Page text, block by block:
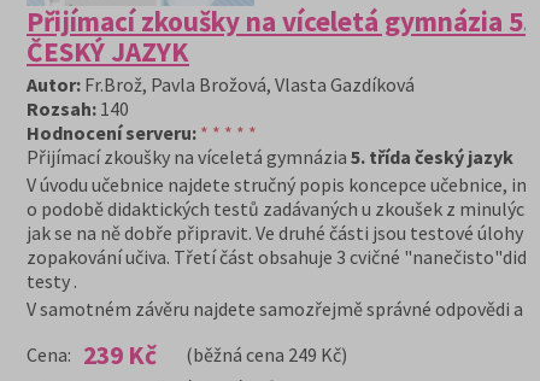
Přijímací zkoušky na víceletá gymnázia
ČESKÝ JAZYK
Autor: Fr.Brož, Pavla Brožová, Vlasta Gazdíková
Rozsah: 140
Hodnocení serveru: * * * * *
Přijímací zkoušky na víceletá gymnázia 5. třída český jazyk
V úvodu učebnice najdete stručný popis koncepce učebnice,
o podobě didaktických testů zadávaných u zkoušek z
jak se na ně dobře připravit. Ve druhé části jsou testové úlohy k
zopakování učiva. Třetí část obsahuje 3 cvičné
testy .
V samotném závěru najdete samozřejmě správné odpovědi a
Cena: 239 Kč (běžná cena 249 Kč)